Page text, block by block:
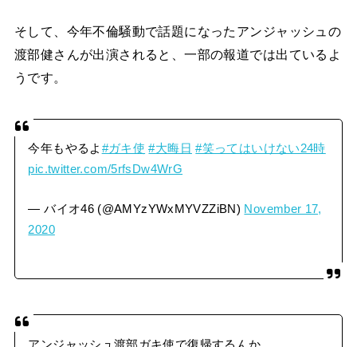
そして、今年不倫騒動で話題になったアンジャッシュの
渡部健さんが出演されると、一部の報道では出ているよ
うです。
今年もやるよ #ガキ使 #大晦日 #笑ってはいけない24時
pic.twitter.com/5rfsDw4WrG
— バイオ46 (@AMYzYWxMYVZZiBN) November 17,
2020